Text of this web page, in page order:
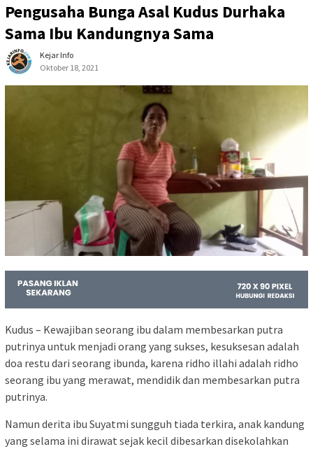
Pengusaha Bunga Asal Kudus Durhaka
Sama Ibu Kandungnya Sama
Kejar Info
Oktober 18, 2021
Kudus – Kewajiban seorang ibu dalam membesarkan putra
putrinya untuk menjadi orang yang sukses, kesuksesan adalah
doa restu dari seorang ibunda, karena ridho illahi adalah ridho
seorang ibu yang merawat, mendidik dan membesarkan putra
putrinya.
Namun derita ibu Suyatmi sungguh tiada terkira, anak kandung
yang selama ini dirawat sejak kecil dibesarkan disekolahkan